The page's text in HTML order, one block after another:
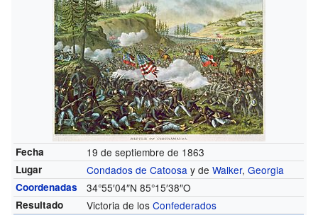
Fecha 19 de septiembre de 1863
Lugar Condados de Catoosa y deWalker,Georgia
Coordenadas 34°55′04″N 85°15′38″O
Resultado Victoria de losConfederados